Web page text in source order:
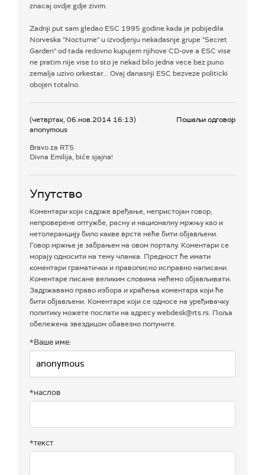
znacaj ovdje gdje zivim.
Zadnji put sam gledao ESC 1995 godine kada je pobijedila
Norveska "Nocturne" u izvodjenju nekadasnje grupe "Secret
Garden" od tada redovno kupujem njihove CD-ove a ESC vise
ne pratim nije vise to sto je nekad bilo jedna vece bez puno
zemalja uzivo orkestar... Ovaj danasnji ESC bezveze politicki
obojen totalno.
(четвртак, 06.нов.2014 16:13)
anonymous
Пошаљи одговор
Bravo za RTS
Divna Emilija, biće sjajna!
Упутство
Коментари који садрже вређање, непристојан говор,
непроверене оптужбе, расну и националну мржњу као и
нетолеранцију било какве врсте неће бити објављени.
Говор мржње је забрањен на овом порталу. Коментари се
морају односити на тему чланка. Предност ће имати
коментари граматички и правописно исправно написани.
Коментаре писане великим словима нећемо објављивати.
Задржавамо право избора и краћења коментара који ће
бити објављени. Коментаре који се односе на уређивачку
политику можете послати на адресу webdesk@rts.rs. Поља
обележена звездицом обавезно попуните.
*Ваше име:
*наслов
*текст